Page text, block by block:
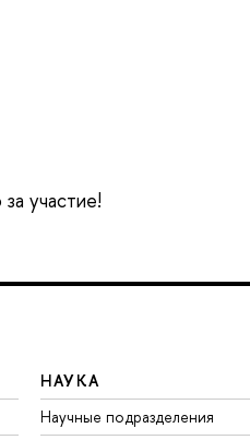
участие!
НАУКА
Научные подразделения